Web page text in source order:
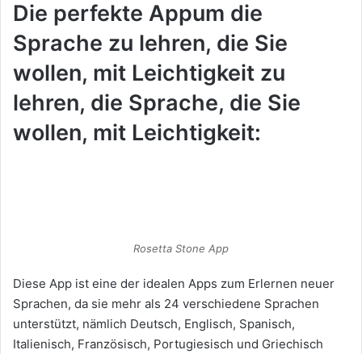
Die perfekte Appum die
Sprache zu lehren, die Sie
wollen, mit Leichtigkeit zu
lehren, die Sprache, die Sie
wollen, mit Leichtigkeit:
Rosetta Stone App
Diese App ist eine der idealen Apps zum Erlernen neuer
Sprachen, da sie mehr als 24 verschiedene Sprachen
unterstützt, nämlich Deutsch, Englisch, Spanisch,
Italienisch, Französisch, Portugiesisch und Griechisch